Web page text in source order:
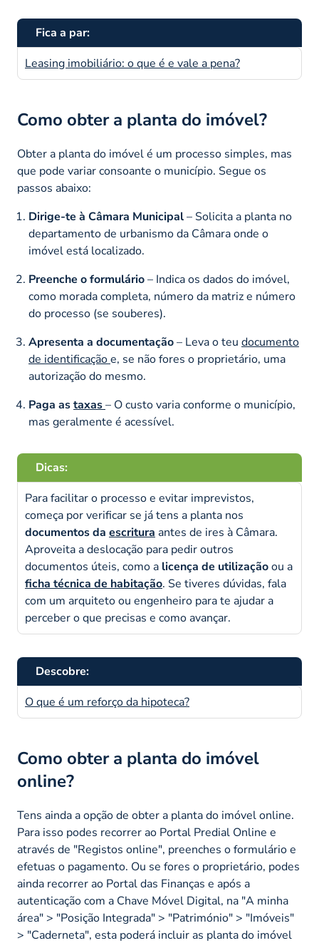
Fica a par:
Leasing imobiliário: o que é e vale a pena?
Como obter a planta do imóvel?
Obter a planta do imóvel é um processo simples, mas
que pode variar consoante o município. Segue os
passos abaixo:
Dirige-te à Câmara Municipal– Solicita a planta no
departamento de urbanismo da Câmara onde o
imóvel está localizado.
Preenche o formulário– Indica os dados do imóvel,
como morada completa, número da matriz e número
do processo (se souberes).
Apresenta a documentação– Leva o teu documento
de identificaçãoe, se não fores o proprietário, uma
autorização do mesmo.
Paga astaxas– O custo varia conforme o município,
mas geralmente é acessível.
Dicas:
Para facilitar o processo e evitar imprevistos,
começa por verificar se já tens a planta nos
documentos da escritura antes de ires à Câmara.
Aproveita a deslocação para pedir outros
documentos úteis, como a licença de utilizaçãoou a
ficha técnica de habitação. Se tiveres dúvidas, fala
com um arquiteto ou engenheiro para te ajudar a
perceber o que precisas e como avançar.
Descobre:
O que é um reforço da hipoteca?
Como obter a planta do imóvel
online?
Tens ainda a opção de obter a planta do imóvel online.
Para isso podes recorrer ao Portal Predial Online e
através de "Registos online", preenches o formulário e
efetuas o pagamento. Ou se fores o proprietário, podes
ainda recorrer ao Portal das Finanças e após a
autenticação com a Chave Móvel Digital, na "A minha
área" > "Posição Integrada" > "Património" > "Imóveis"
> "Caderneta", esta poderá incluir as planta do imóvel